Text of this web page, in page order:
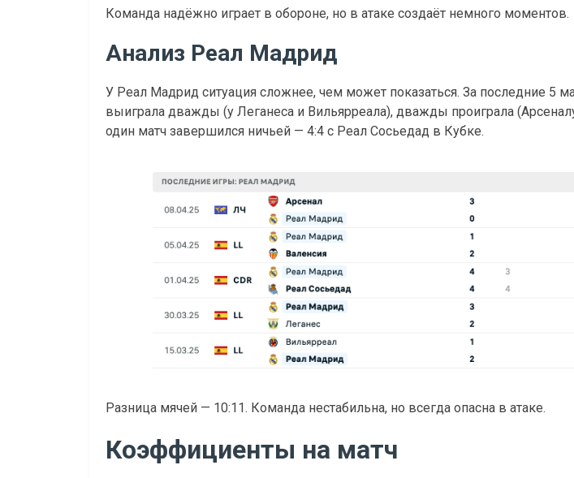
Команда надёжно играет в обороне, но в атаке создаёт немного моментов.
Анализ Реал Мадрид
У Реал Мадрид ситуация сложнее, чем может показаться. За последние 5
выиграла дважды (у Леганеса и Вильярреала), дважды проиграла
один матч завершился ничьей — 4:4 с Реал Сосьедад в Кубке.
Разница мячей — 10:11. Команда нестабильна, но всегда опасна в атаке.
Коэффициенты на матч